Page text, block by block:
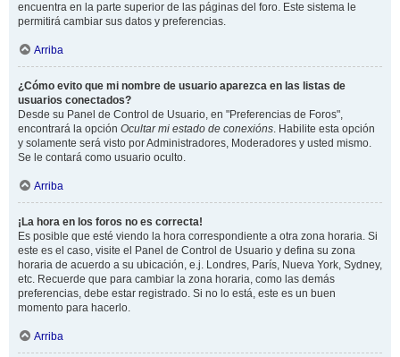
encuentra en la parte superior de las páginas del foro. Este sistema le
permitirá cambiar sus datos y preferencias.
Arriba
¿Cómo evito que mi nombre de usuario aparezca en las listas de
usuarios conectados?
Desde su Panel de Control de Usuario, en "Preferencias de Foros",
encontrará la opción Ocultar mi estado de conexións. Habilite esta opción
y solamente será visto por Administradores, Moderadores y usted mismo.
Se le contará como usuario oculto.
Arriba
¡La hora en los foros no es correcta!
Es posible que esté viendo la hora correspondiente a otra zona horaria. Si
este es el caso, visite el Panel de Control de Usuario y defina su zona
horaria de acuerdo a su ubicación, e.j. Londres, París, Nueva York, Sydney,
etc. Recuerde que para cambiar la zona horaria, como las demás
preferencias, debe estar registrado. Si no lo está, este es un buen
momento para hacerlo.
Arriba